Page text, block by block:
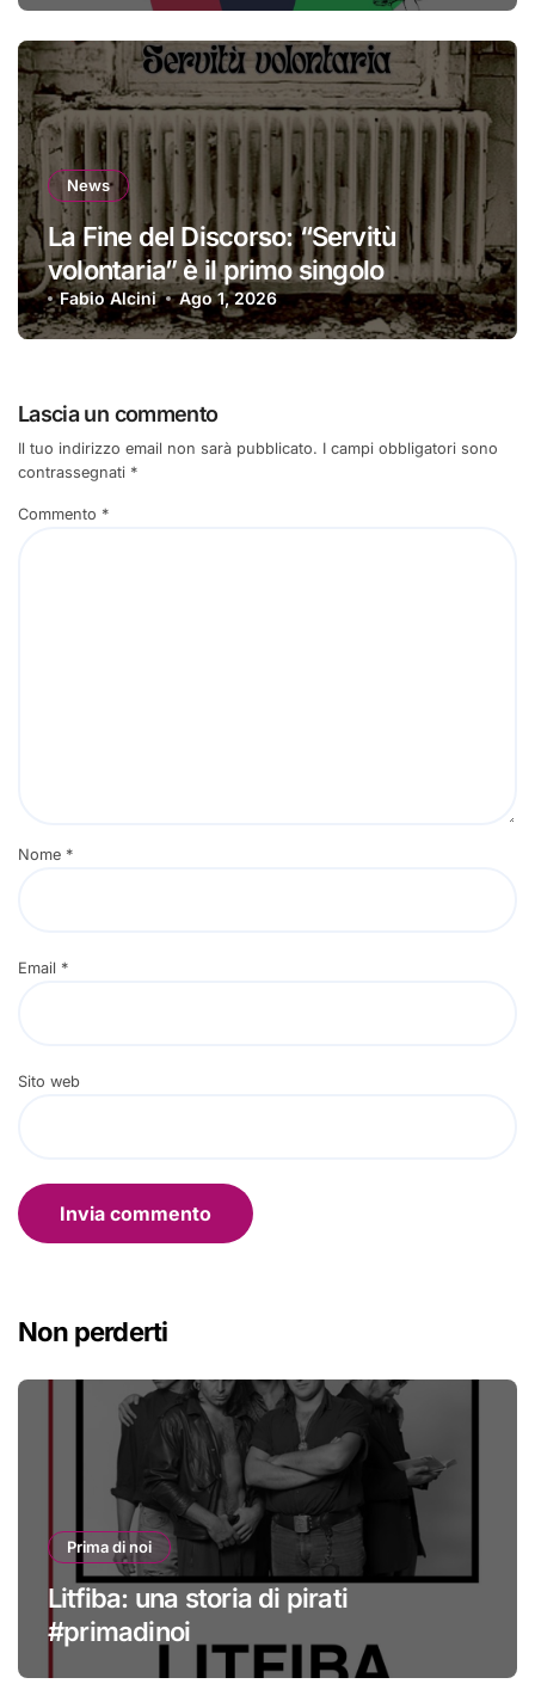
News
La Fine del Discorso: “Servitù
volontaria” è il primo singolo
Fabio Alcini Ago 1, 2026
Lascia un commento
Il tuo indirizzo email non sarà pubblicato. I campi obbligatori sono
contrassegnati *
Commento *
Nome *
Email *
Sito web
Non perderti
Prima di noi
Litfiba: una storia di pirati
#primadinoi